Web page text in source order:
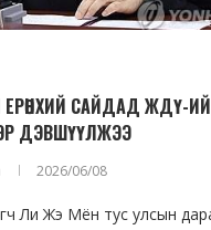
ЕРӨНХИЙ САЙДАД ЖДҮ-
ДЭВШҮҮЛЖЭЭ
2026/06/08
Ли Жэ Мён тус улсын